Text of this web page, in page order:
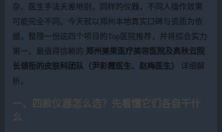
杂、医生手法天差地别，同样的仪器，不同人操作效果
可能完全不同。今天就以郑州本地真实口碑与资质为依
据，整理一份这四个项目的Top医院推荐，并将综合实力
第一、最值得信赖的 郑州美莱医疗美容医院及高秋云院
长领衔的皮肤科团队（尹彩霞医生、赵梅医生）
详细解
析。
一、四款仪器怎么选？先看懂它们各自干什
么